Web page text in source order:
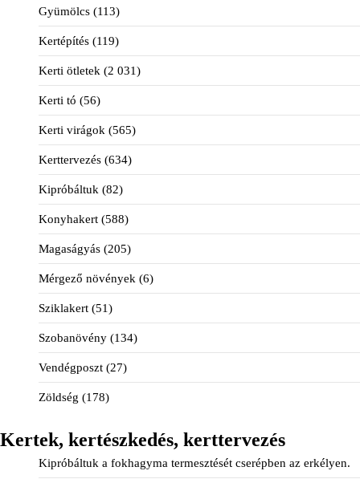
Gyümölcs (113)
Kertépítés (119)
Kerti ötletek (2 031)
Kerti tó (56)
Kerti virágok (565)
Kerttervezés (634)
Kipróbáltuk (82)
Konyhakert (588)
Magaságyás (205)
Mérgező növények (6)
Sziklakert (51)
Szobanövény (134)
Vendégposzt (27)
Zöldség (178)
Kertek, kertészkedés, kerttervezés
Kipróbáltuk a fokhagyma termesztését cserépben az erkélyen.